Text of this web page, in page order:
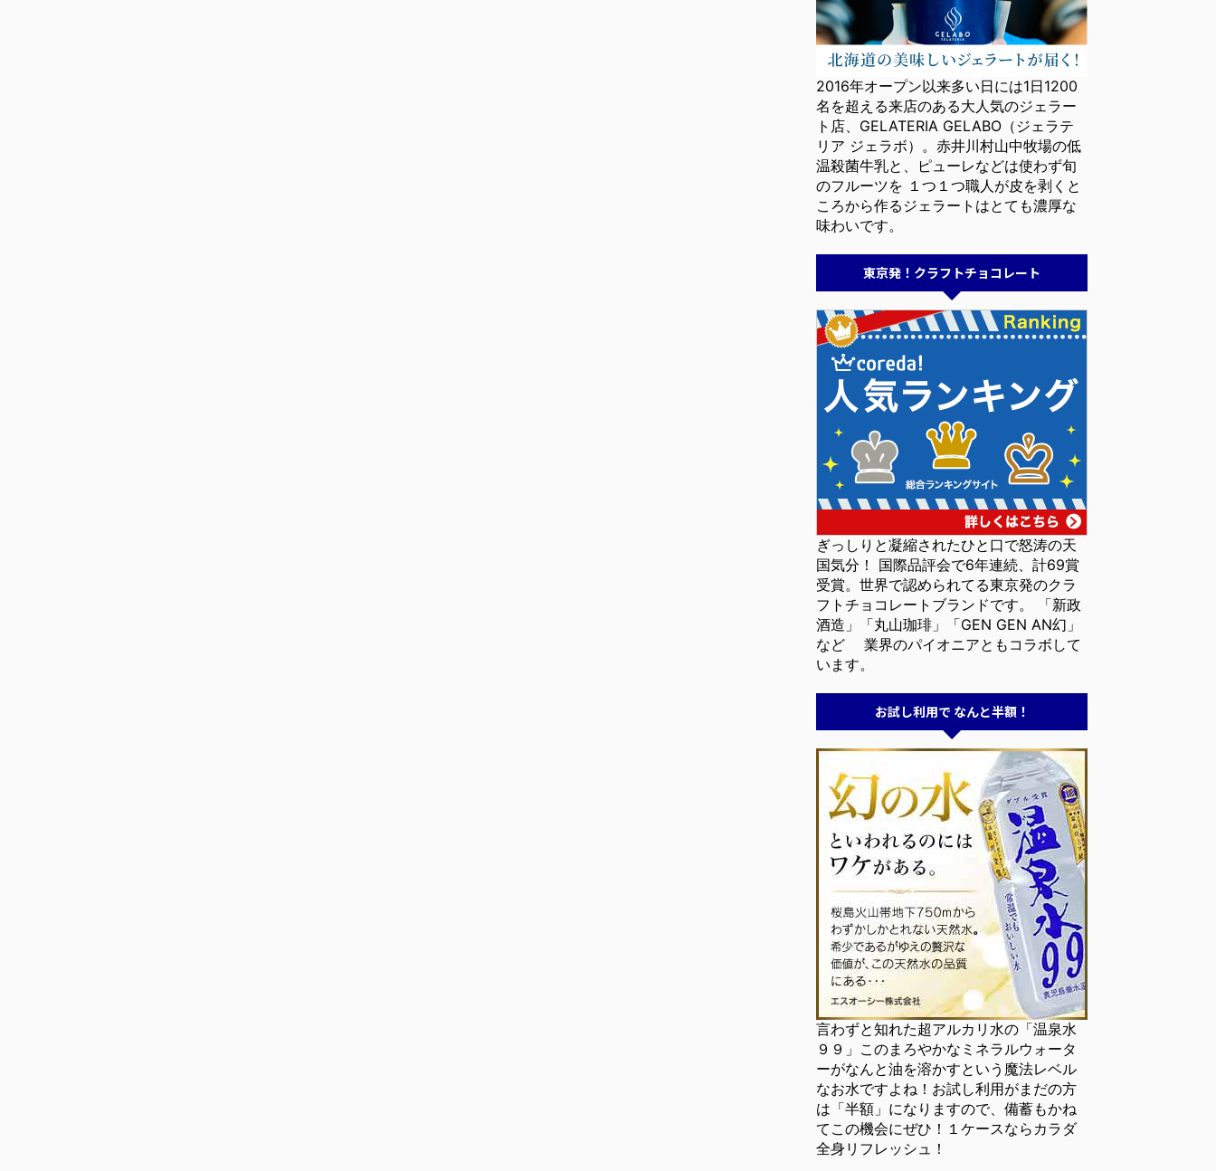
2016年オープン以来多い日には1日1200
名を超える来店のある大人気のジェラー
ト店、GELATERIA GELABO（ジェラテ
リア ジェラボ）。赤井川村山中牧場の低
温殺菌牛乳と、ピューレなどは使わず旬
のフルーツを １つ１つ職人が皮を剥くと
ころから作るジェラートはとても濃厚な
味わいです。
東京発！クラフトチョコレート
ぎっしりと凝縮されたひと口で怒涛の天
国気分！ 国際品評会で6年連続、計69賞
受賞。世界で認められてる東京発のクラ
フトチョコレートブランドです。 「新政
酒造」「丸山珈琲」「GEN GEN AN幻」
など 業界のパイオニアともコラボして
います。
お試し利用で なんと半額！
言わずと知れた超アルカリ水の「温泉水
９９」このまろやかなミネラルウォータ
ーがなんと油を溶かすという魔法レベル
なお水ですよね！お試し利用がまだの方
は「半額」になりますので、備蓄もかね
てこの機会にぜひ！１ケースならカラダ
全身リフレッシュ！